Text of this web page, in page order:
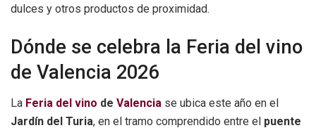
dulces y otros productos de proximidad.
Dónde se celebra la Feria del vino
de Valencia 2026
La Feria del vino de Valencia se ubica este año en el
Jardín del Turia, en el tramo comprendido entre el puente